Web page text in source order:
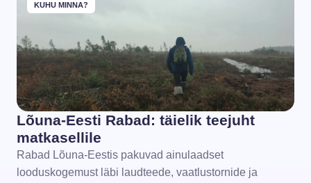
KUHU MINNA?
Lõuna-Eesti Rabad: täielik teejuht
matkasellile
Rabad Lõuna-Eestis pakuvad ainulaadset
looduskogemust läbi laudteede, vaatlustornide ja